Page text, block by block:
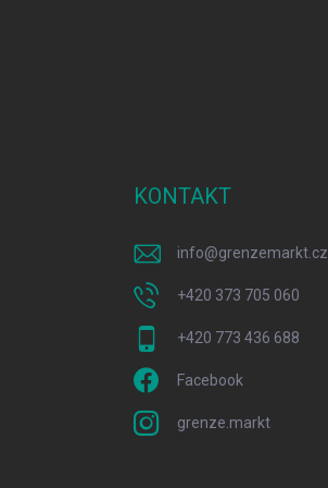
KONTAKT
info@grenzemarkt.cz
+420 373 705 060
+420 773 436 688
Facebook
grenze.markt